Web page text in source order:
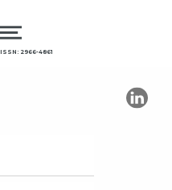
ISSN: 2966-4861
8 aplicações
Modelos de
áreas centrais do
que tecnologia ainda